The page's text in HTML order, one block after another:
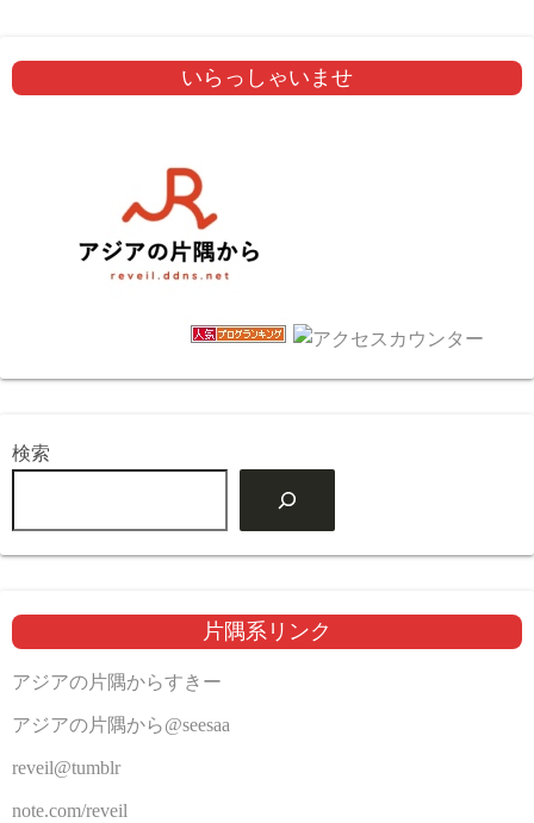
いらっしゃいませ
検索
片隅系リンク
アジアの片隅からすきー
アジアの片隅から@seesaa
reveil@tumblr
note.com/reveil